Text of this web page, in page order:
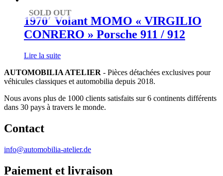
SOLD OUT
1970′ Volant MOMO « VIRGILIO
CONRERO » Porsche 911 / 912
Lire la suite
AUTOMOBILIA ATELIER - Pièces détachées exclusives pour
véhicules classiques et automobilia depuis 2018.
Nous avons plus de 1000 clients satisfaits sur 6 continents différents
dans 30 pays à travers le monde.
Contact
info@automobilia-atelier.de
Paiement et livraison